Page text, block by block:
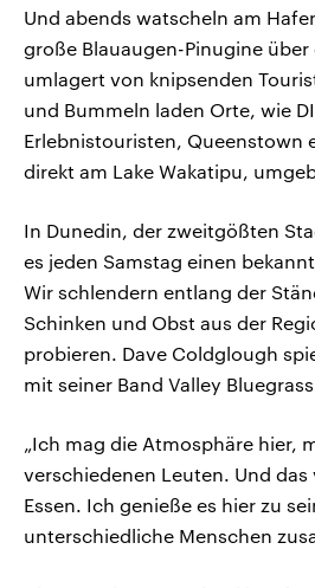
Und abends watscheln am
große Blauaugen-Pinugine über
umlagert von knipsenden
und Bummeln laden Orte, wie
Erlebnistouristen, Queenstown
direkt am Lake Wakatipu,
In Dunedin, der zweitgößten
es jeden Samstag einen
Wir schlendern entlang der
Schinken und Obst aus der
probieren. Dave Coldglough
mit seiner Band Valley
„Ich mag die Atmosphäre hier,
verschiedenen Leuten. Und
Essen. Ich genieße es hier zu
unterschiedliche Menschen